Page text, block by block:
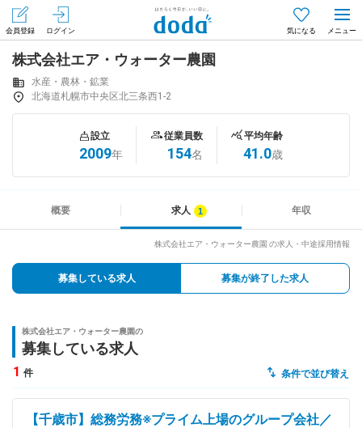
会員登録 ログイン 気になる
会員登録（無料）
はじめてdodaをご利用される方へ
求人を紹介してもらう
知りたい・聞きたい
専門サイト
自動案内は24時間365日対応
株式会社エア・ウォーター農園
水産・農林・鉱業
北海道札幌市中央区北三条西1-2
設立
2009年
従業員数
154名
平均年齢
41.0歳
概要 求人 年収
株式会社エア・ウォーター農園 の求人・中途採用情報
募集している求人 募集が終了した求人
株式会社エア・ウォーター農園の
募集している求人
1 件 条件で並び替え
【千歳市】総務労務※プライム上場のグループ会社／